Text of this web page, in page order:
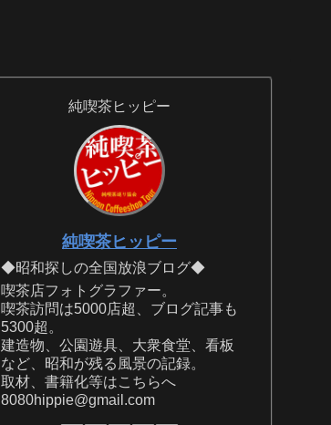
純喫茶ヒッピー
純喫茶ヒッピー
◆昭和探しの全国放浪ブログ◆
喫茶店フォトグラファー。
喫茶訪問は5000店超、ブログ記事も
5300超。
建造物、公園遊具、大衆食堂、看板
など、昭和が残る風景の記録。
取材、書籍化等はこちらへ
8080hippie@gmail.com